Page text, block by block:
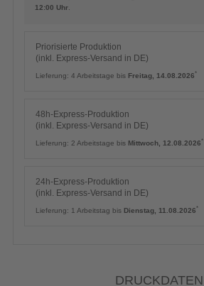
12:00 Uhr
Priorisierte Produktion
(inkl. Express-Versand in DE)
Lieferung: 4 Arbeitstage bis Freitag, 14.08.2026*
48h-Express-Produktion
(inkl. Express-Versand in DE)
Lieferung: 2 Arbeitstage bis Mittwoch, 12.08.2026*
24h-Express-Produktion
(inkl. Express-Versand in DE)
Lieferung: 1 Arbeitstag bis Dienstag, 11.08.2026*
DRUCKDATEN